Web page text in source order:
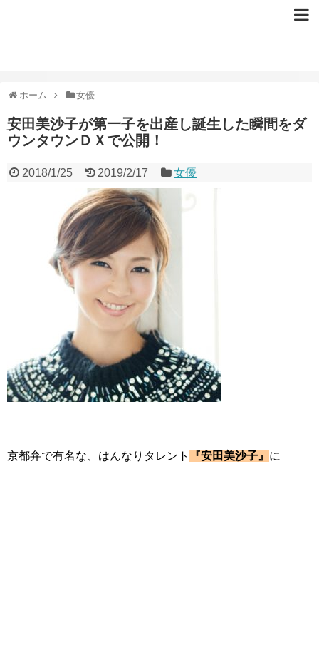
ホーム 女優
安田美沙子が第一子を出産し誕生した瞬間をダ
ウンタウンＤＸで公開！
2018/1/25 2019/2/17 女優
京都弁で有名な、はんなりタレント 『安田美沙子』 に